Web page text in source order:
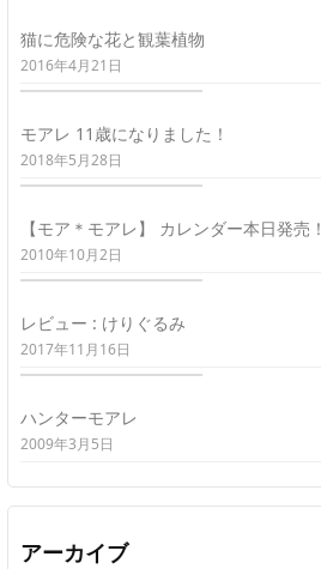
猫に危険な花と観葉植物
2016年4月21日
モアレ 11歳になりました！
2018年5月28日
【モア＊モアレ】 カレンダー本日発売！
2010年10月2日
レビュー : けりぐるみ
2017年11月16日
ハンターモアレ
2009年3月5日
アーカイブ